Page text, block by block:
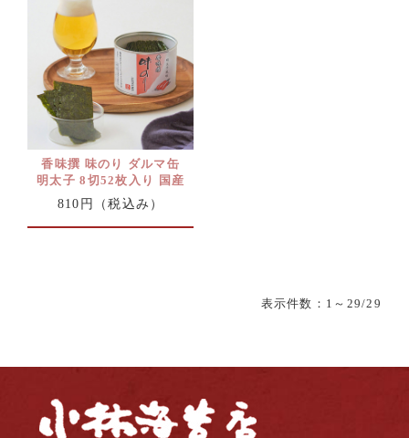
香味撰 味のり ダルマ缶
明太子 8切52枚入り 国産
810円
（税込み）
表示件数： 1 ～29/29